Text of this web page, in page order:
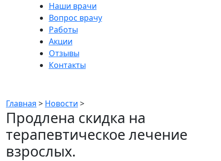
Наши врачи
Вопрос врачу
Работы
Акции
Отзывы
Контакты
Главная > Новости >
Продлена скидка на
терапевтическое лечение
взрослых.